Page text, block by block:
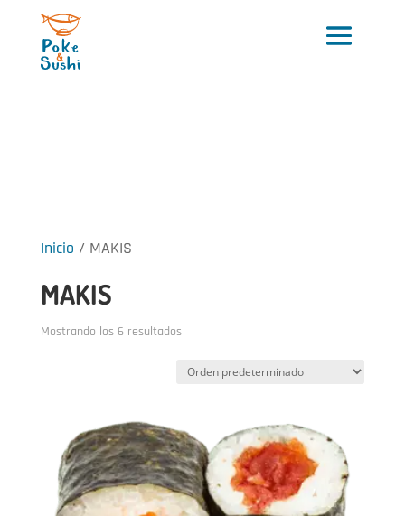
Inicio / MAKIS
MAKIS
Mostrando los 6 resultados